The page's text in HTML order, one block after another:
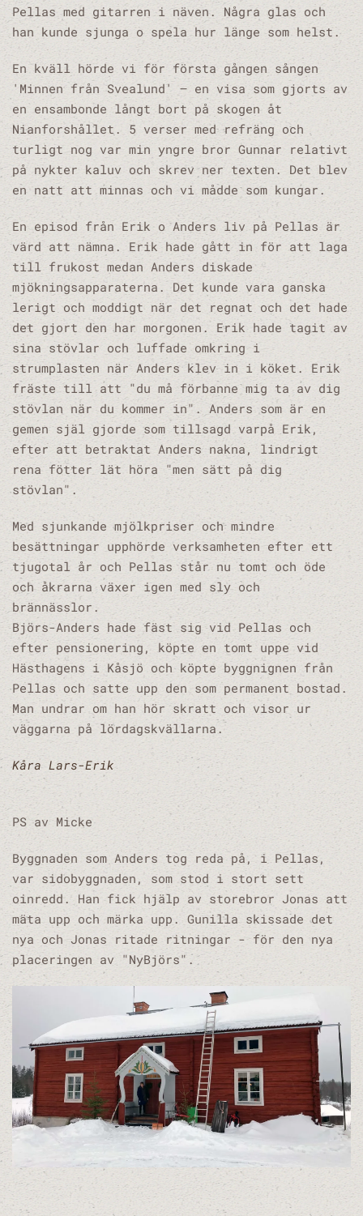
Pellas med gitarren i näven. Några glas och
han kunde sjunga o spela hur länge som helst.
En kväll hörde vi för första gången sången
'Minnen från Svealund' – en visa som gjorts av
en ensambonde långt bort på skogen åt
Nianforshållet. 5 verser med refräng och
turligt nog var min yngre bror Gunnar relativt
på nykter kaluv och skrev ner texten. Det blev
en natt att minnas och vi mådde som kungar.
En episod från Erik o Anders liv på Pellas är
värd att nämna. Erik hade gått in för att laga
till frukost medan Anders diskade
mjökningsapparaterna. Det kunde vara ganska
lerigt och moddigt när det regnat och det hade
det gjort den har morgonen. Erik hade tagit av
sina stövlar och luffade omkring i
strumplasten när Anders klev in i köket. Erik
fräste till att "du må förbanne mig ta av dig
stövlan när du kommer in". Anders som är en
gemen själ gjorde som tillsagd varpå Erik,
efter att betraktat Anders nakna, lindrigt
rena fötter lät höra "men sätt på dig
stövlan".
Med sjunkande mjölkpriser och mindre
besättningar upphörde verksamheten efter ett
tjugotal år och Pellas står nu tomt och öde
och åkrarna växer igen med sly och
brännässlor.
Björs-Anders hade fäst sig vid Pellas och
efter pensionering, köpte en tomt uppe vid
Hästhagens i Kåsjö och köpte byggnignen från
Pellas och satte upp den som permanent bostad.
Man undrar om han hör skratt och visor ur
väggarna på lördagskvällarna.
Kåra Lars-Erik
PS av Micke
Byggnaden som Anders tog reda på, i Pellas,
var sidobyggnaden, som stod i stort sett
oinredd. Han fick hjälp av storebror Jonas att
mäta upp och märka upp. Gunilla skissade det
nya och Jonas ritade ritningar - för den nya
placeringen av "NyBjörs".